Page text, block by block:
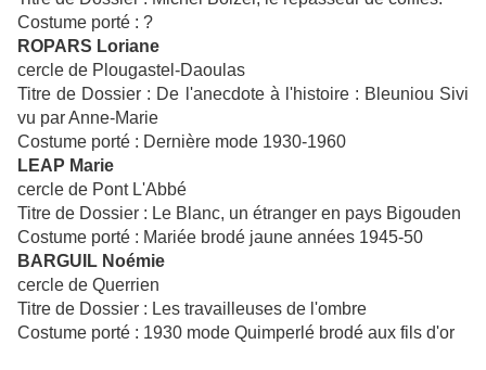
Costume porté : ?
ROPARS Loriane
cercle de Plougastel-Daoulas
Titre de Dossier : De l'anecdote à l'histoire : Bleuniou Sivi
vu par Anne-Marie
Costume porté : Dernière mode 1930-1960
LEAP Marie
cercle de Pont L'Abbé
Titre de Dossier : Le Blanc, un étranger en pays Bigouden
Costume porté : Mariée brodé jaune années 1945-50
BARGUIL Noémie
cercle de Querrien
Titre de Dossier : Les travailleuses de l'ombre
Costume porté : 1930 mode Quimperlé brodé aux fils d'or